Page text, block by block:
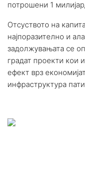
потрошени 1
Отсуството на
најпоразително и
задолжувањата се
градат проекти кои
ефект врз
инфраструктура